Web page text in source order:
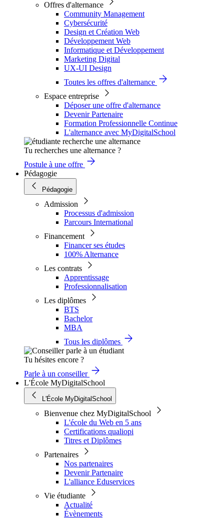
Offres d'alternance
Community Management
Cybersécurité
Design et Création Web
Développement Web
Informatique et Développement
Marketing Digital
UX-UI Design
Toutes les offres d'alternance
Espace entreprise
Déposer une offre d'alternance
Devenir Partenaire
Formation Professionnelle Continue
L'alternance avec MyDigitalSchool
Tu recherches une alternance ?
Postule à une offre
Pédagogie
Pédagogie
Admission
Processus d'admission
Parcours International
Financement
Financer ses études
100% Alternance
Les contrats
Apprentissage
Professionnalisation
Les diplômes
BTS
Bachelor
MBA
Tous les diplômes
Tu hésites encore ?
Parle à un conseiller
L'École MyDigitalSchool
L'École MyDigitalSchool
Bienvenue chez MyDigitalSchool
L'école du Web en 5 ans
Certifications qualiopi
Titres et Diplômes
Partenaires
Nos partenaires
Devenir Partenaire
L'alliance Eduservices
Vie étudiante
Actualité
Évènements